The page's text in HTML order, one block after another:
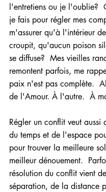
l'entretiens ou je l'oublie?
je fais pour régler mes
m'assurer qu'à l'intérieur
croupit, qu'aucun poison
se diffuse?  Mes vieilles
remontent parfois, me
paix n'est pas complète.
de l'Amour. À l'autre.  À
Régler un conflit veut aussi
du temps et de l'espace
pour trouver la meilleure
meilleur dénouement.
résolution du conflit vient
séparation, de la distance